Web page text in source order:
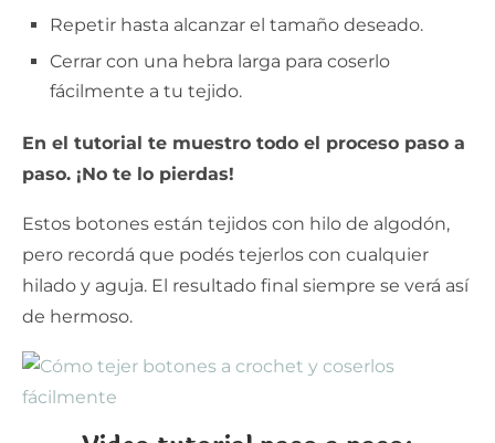
Repetir hasta alcanzar el tamaño deseado.
Cerrar con una hebra larga para coserlo
fácilmente a tu tejido.
En el tutorial te muestro todo el proceso paso a
paso. ¡No te lo pierdas!
Estos botones están tejidos con hilo de algodón,
pero recordá que podés tejerlos con cualquier
hilado y aguja. El resultado final siempre se verá así
de hermoso.